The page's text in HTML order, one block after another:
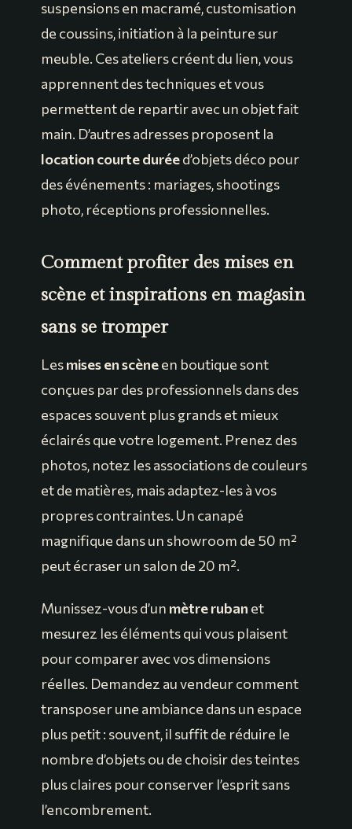
suspensions en macramé, customisation
de coussins, initiation à la peinture sur
meuble. Ces ateliers créent du lien, vous
apprennent des techniques et vous
permettent de repartir avec un objet fait
main. D’autres adresses proposent la
location courte duréed’objets déco pour
des événements : mariages, shootings
photo, réceptions professionnelles.
Comment profiter des mises en
scène et inspirations en magasin
sans se tromper
Lesmises en scèneen boutique sont
conçues par des professionnels dans des
espaces souvent plus grands et mieux
éclairés que votre logement. Prenez des
photos, notez les associations de couleurs
et de matières, mais adaptez-les à vos
propres contraintes. Un canapé
magnifique dans un showroom de 50 m²
peut écraser un salon de 20 m².
Munissez-vous d’un mètre ruban et
mesurez les éléments qui vous plaisent
pour comparer avec vos dimensions
réelles. Demandez au vendeur comment
transposer une ambiance dans un espace
plus petit : souvent, il suffit de réduire le
nombre d’objets ou de choisir des teintes
plus claires pour conserver l’esprit sans
l’encombrement.